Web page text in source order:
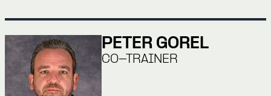
PETER GOREL
CO-TRAINER